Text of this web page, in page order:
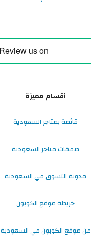
أقسام مميزة
قائمة بمتاجر السعودية
صفقات متاجر السعودية
مدونة التسوق في السعودية
خريطة موقع الكوبون
عن موقع الكوبون في السعودية